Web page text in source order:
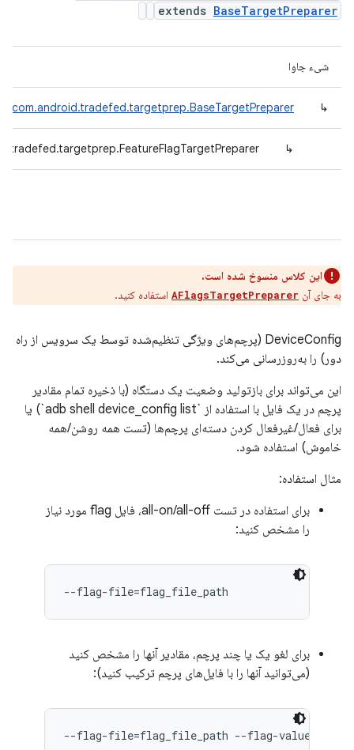
extends BaseTargetPreparer
شیء جاوا
↳
com.android.tradefed.targetprep.BaseTargetPreparer
↳
این کلاس منسوخ شده است.
به جای آن AFlagsTargetPreparer استفاده کنید.
DeviceConfig (پرچم‌های ویژگی تنظیم‌شده توسط یک سرویس از راه
دور) را به‌روزرسانی می‌کند.
این می‌تواند برای بازتولید وضعیت یک دستگاه (با ذخیره تمام مقادیر
پرچم در یک فایل با استفاده از `adb shell device_config list`) یا
برای فعال/غیرفعال کردن دسته‌ای پرچم‌ها (تست همه روشن/همه
خاموش) استفاده شود.
مثال استفاده:
برای استفاده در تست all-on/all-off، فایل flag مورد نیاز
را مشخص کنید:
--flag-file=flag_file_path
برای لغو یک یا چند پرچم، مقادیر آنها را مشخص کنید
(می‌توانید آنها را با فایل‌های پرچم ترکیب کنید):
--flag-file=flag_file_path --flag-